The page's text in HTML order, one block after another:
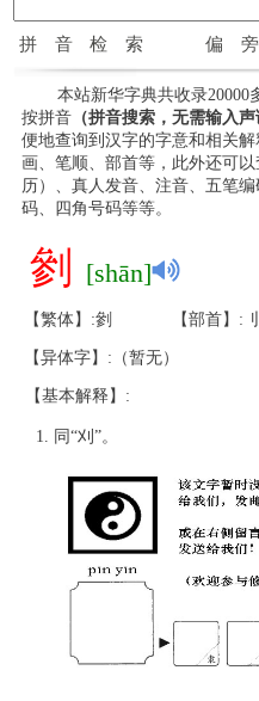
拼音检索 偏
本站新华字典共收录20000
按拼音（拼音搜索，无需输入声
便地查询到汉字的字意和相关
画、笔顺、部首等，此外还可
历）、真人发音、注音、五笔
码、四角号码等等。
剼 [shān]
【繁体】:剼 【部首】:刂
【异体字】:（暂无）
【基本解释】:
同“刈”。